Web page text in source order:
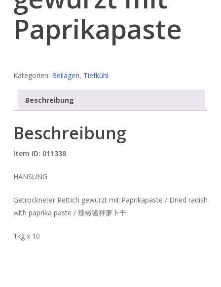
Paprikapaste
Kategorien: Beilagen, Tiefkühl
Beschreibung
Beschreibung
Item ID: 011338
HANSUNG
Getrockneter Rettich gewürzt mit Paprikapaste / Dried radish
with paprika paste / 辣椒酱拌萝卜干
1kg x 10